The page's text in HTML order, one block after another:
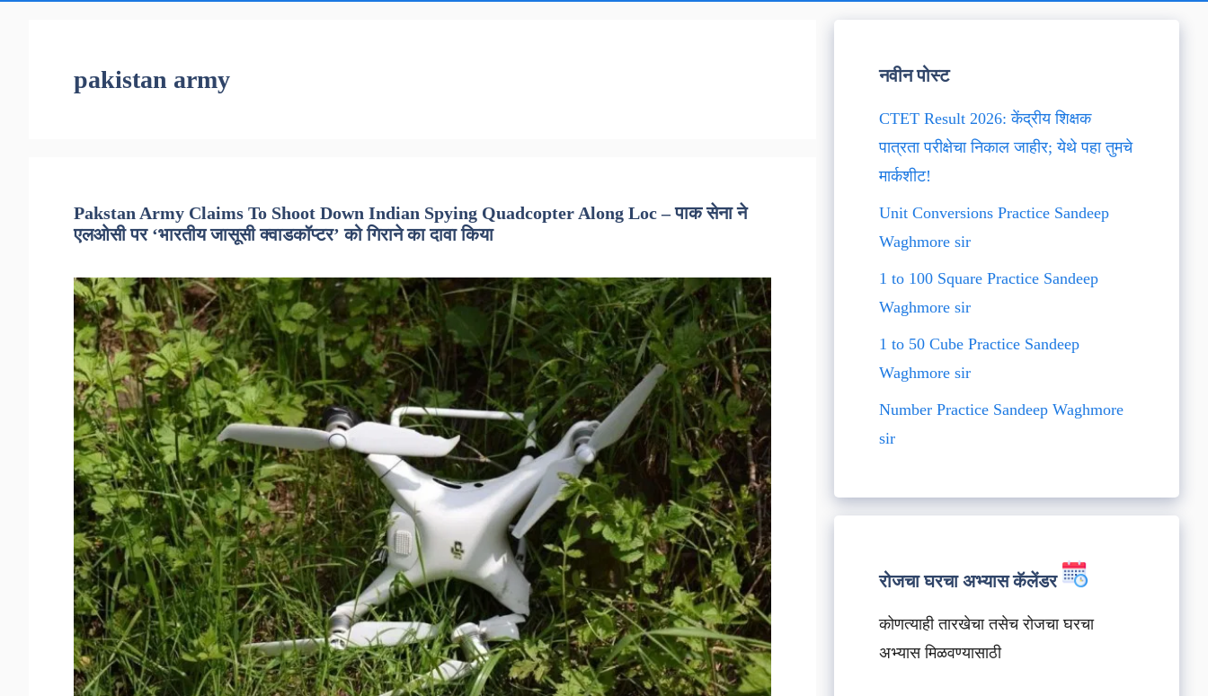
pakistan army
Pakstan Army Claims To Shoot Down Indian Spying Quadcopter Along Loc – पाक सेना ने
एलओसी पर ‘भारतीय जासूसी क्वाडकॉप्टर’ को गिराने का दावा किया
नवीन पोस्ट
CTET Result 2026: केंद्रीय शिक्षक
पात्रता परीक्षेचा निकाल जाहीर; येथे पहा तुमचे
मार्कशीट!
Unit Conversions Practice Sandeep
Waghmore sir
1 to 100 Square Practice Sandeep
Waghmore sir
1 to 50 Cube Practice Sandeep
Waghmore sir
Number Practice Sandeep Waghmore
sir
रोजचा घरचा अभ्यास कॅलेंडर
कोणत्याही तारखेचा तसेच रोजचा घरचा
अभ्यास मिळवण्यासाठी